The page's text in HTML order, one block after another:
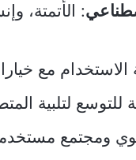
: الأتمتة،
الاستخدام مع
لتلبية
ومجتمع